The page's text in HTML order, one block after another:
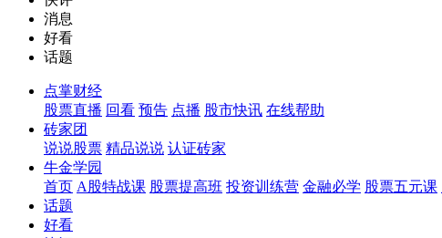
消息
好看
话题
点掌财经
股票直播 回看 预告 点播 股市快讯 在线帮助
砖家团
说说股票 精品说说 认证砖家
牛金学园
首页 A股特战课 股票提高班 投资训练营 金融必学 股票五元课
话题
好看